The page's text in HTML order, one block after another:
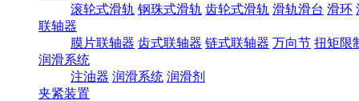
滚轮式滑轨 钢珠式滑轨 齿轮式滑轨 滑轨滑台 滑环
联轴器
膜片联轴器 齿式联轴器 链式联轴器 万向节 扭矩限
润滑系统
注油器 润滑系统 润滑剂
夹紧装置